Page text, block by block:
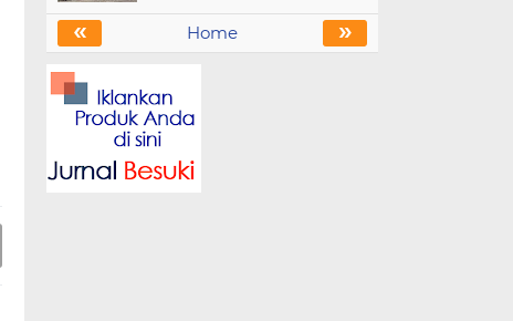
« »
Home